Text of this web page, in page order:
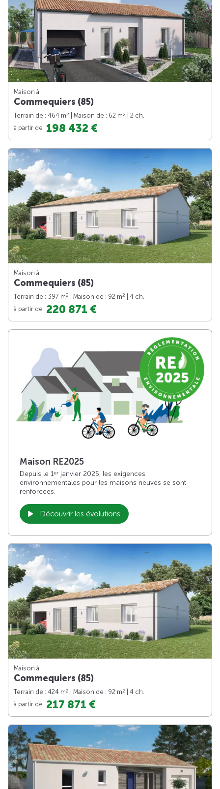
Maison à
Commequiers (85)
Terrain de : 464 m2 | Maison de : 62 m2
| 2 ch.
à partir de 198 432 €
Maison à
Commequiers (85)
Terrain de : 397 m2 | Maison de : 92 m2
| 4 ch.
à partir de 220 871 €
Maison RE2025
Depuis le 1er janvier 2025, les exigences
environnementales pour les maisons neuves se sont
renforcées.
Découvrir les évolutions
Maison à
Commequiers (85)
Terrain de : 424 m2 | Maison de : 92 m2
| 4 ch.
à partir de 217 871 €